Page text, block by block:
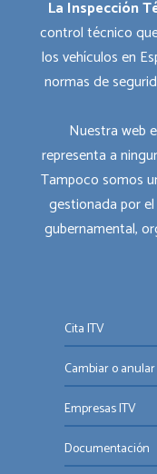
La Inspección
control técnico
los vehículos en
normas de
Nuestra web
representa a
Tampoco somos
gestionada por
gubernamental,
Cita ITV
Cambiar o
Empresas ITV
Documentación